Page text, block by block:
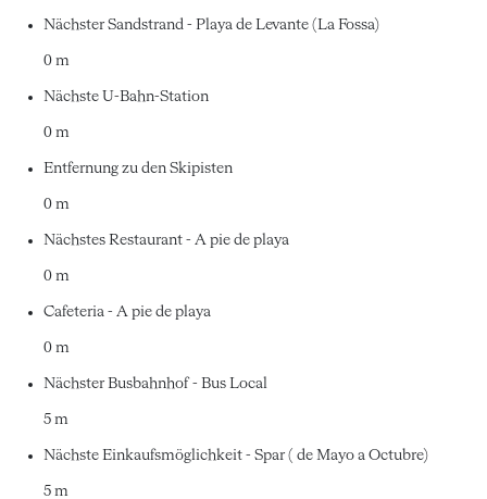
Nächster Sandstrand - Playa de Levante (La Fossa)
0 m
Nächste U-Bahn-Station
0 m
Entfernung zu den Skipisten
0 m
Nächstes Restaurant - A pie de playa
0 m
Cafeteria - A pie de playa
0 m
Nächster Busbahnhof - Bus Local
5 m
Nächste Einkaufsmöglichkeit - Spar ( de Mayo a Octubre)
5 m